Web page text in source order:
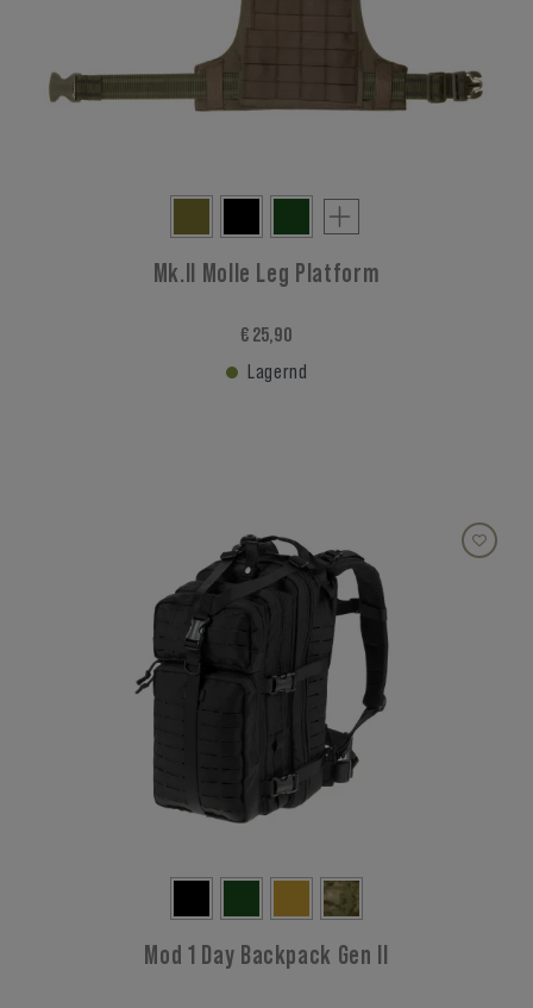
Mk.II Molle Leg Platform
€ 25,90
Lagernd
Mod 1 Day Backpack Gen II